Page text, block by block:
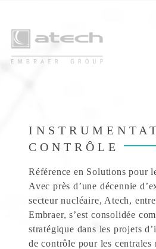
CONTRÔLE
Référence en Solutions pour
Avec près d’une décennie
secteur nucléaire, Atech,
Embraer, s’est consolidée
stratégique dans les projets
de contrôle pour les centrales